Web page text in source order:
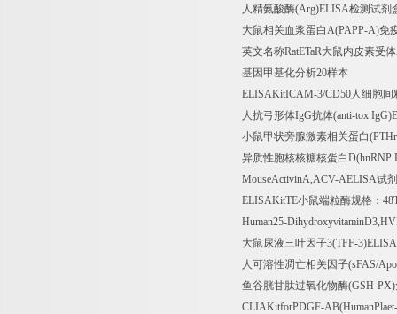
人精氨酸酶(Arg)ELISA检测试剂
大鼠相关血浆蛋白A(PAPP-A)免
英文名称RatETaR大鼠内皮素受体
基因甲基化分析20样本
ELISAKitICAM-3/CD50人细胞间
人抗弓形体IgG抗体(anti-tox
小鼠甲状旁腺激素相关蛋白
异质性胞核核糖核蛋白D(hnRNP
MouseActivinA,ACV-AELISA试
ELISAKitTE小鼠端粒酶规格：
Human25-
大鼠尿液三叶因子3(TFF-3)ELISA
人可溶性凋亡相关因子(sFAS/
鱼谷胱甘肽过氧化物酶(GSH-PX)
CLIAKitforPDGF-